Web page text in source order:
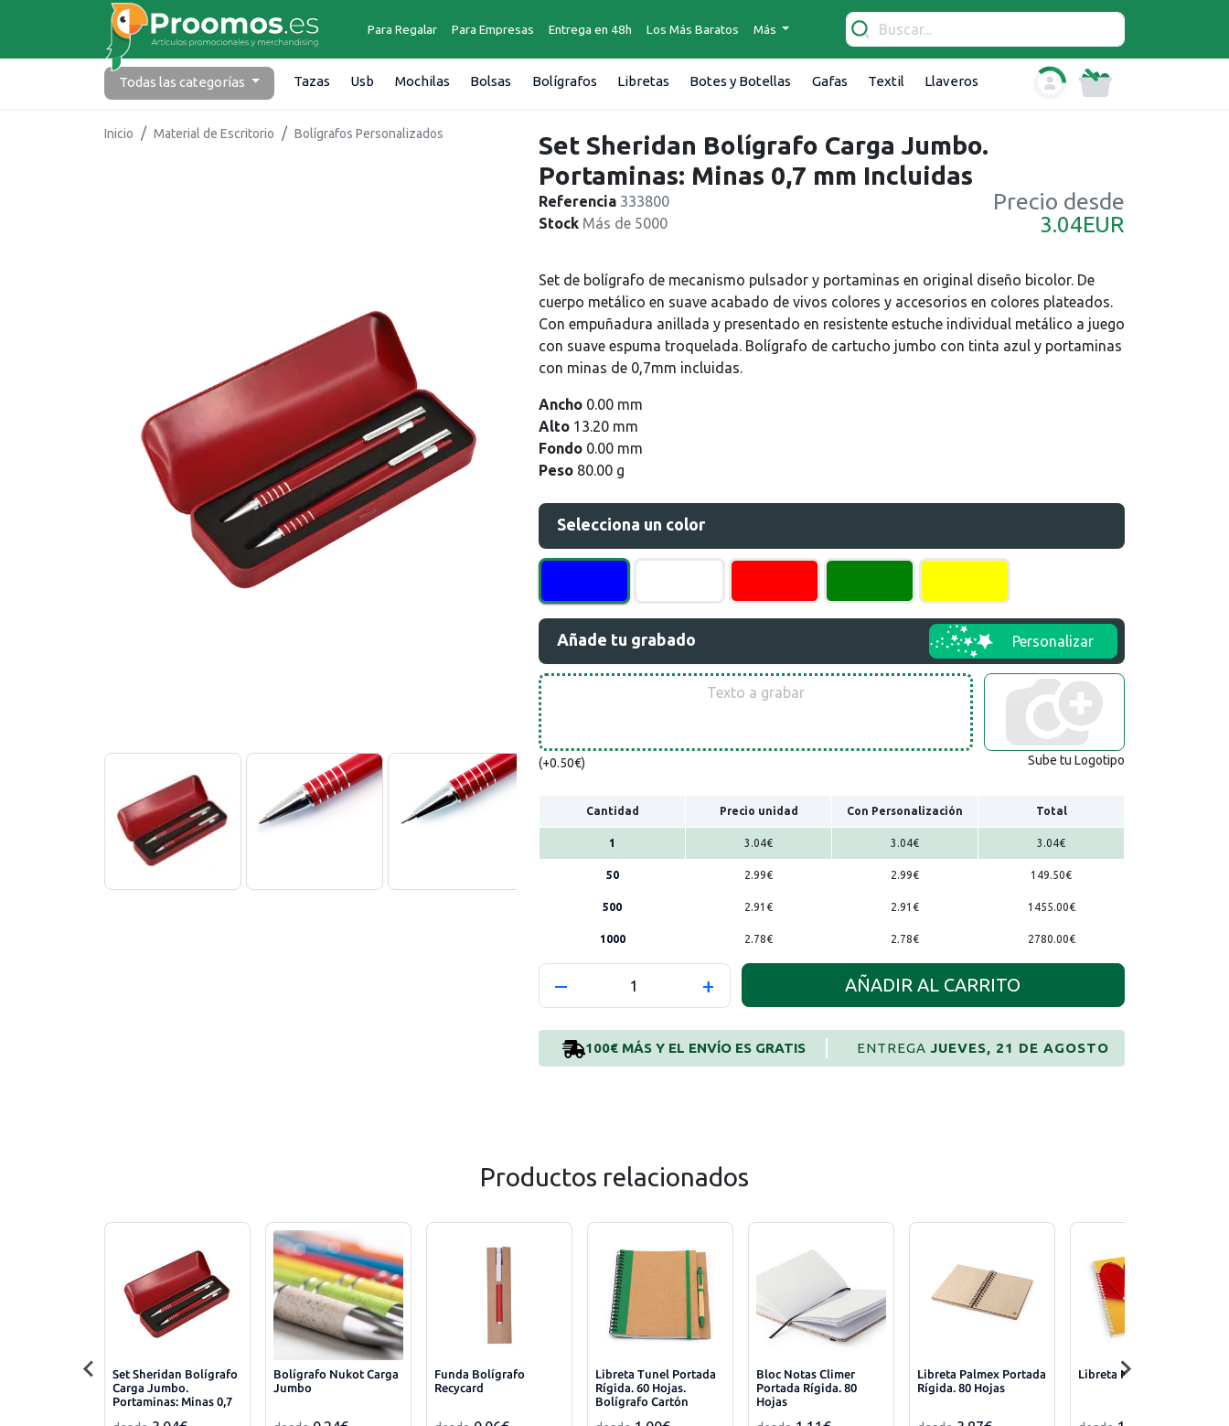
Para Regalar Para Empresas Entrega en 48h Los Más Baratos Más
Todas las categorías Tazas Usb Mochilas Bolsas Bolígrafos Libretas Botes y Botellas Gafas Textil Llaveros
Inicio Material de Escritorio Bolígrafos Personalizados
Set Sheridan Bolígrafo Carga Jumbo.
Portaminas: Minas 0,7 mm Incluidas
Referencia 333800
Stock Más de 5000
Precio desde
3.04EUR
Set de bolígrafo de mecanismo pulsador y portaminas en original diseño bicolor. De
cuerpo metálico en suave acabado de vivos colores y accesorios en colores plateados.
Con empuñadura anillada y presentado en resistente estuche individual metálico a juego
con suave espuma troquelada. Bolígrafo de cartucho jumbo con tinta azul y portaminas
con minas de 0,7mm incluidas.
Ancho 0.00 mm
Alto 13.20 mm
Fondo 0.00 mm
Peso 80.00 g
Selecciona un color
Añade tu grabado Personalizar
(+0.50€) Sube tu Logotipo
Cantidad Precio unidad Con Personalización Total
1 3.04€ 3.04€ 3.04€
50 2.99€ 2.99€ 149.50€
500 2.91 € 2.91 € 1455.00€
1000 2.78€ 2.78€ 2780.00€
– + AÑADIR AL CARRITO
100€ MÁS Y EL ENVÍO ES GRATIS ENTREGA JUEVES, 21 DE AGOSTO
Productos relacionados
Set Sheridan Bolígrafo
Carga Jumbo.
Portaminas: Minas 0,7
Bolígrafo Nukot Carga
Jumbo
Funda Bolígrafo
Recycard
Libreta Tunel Portada
Rígida. 60 Hojas.
Bolígrafo Cartón
Bloc Notas Climer
Portada Rígida. 80
Hojas
Libreta Palmex Portada
Rígida. 80 Hojas
Libreta Navil 50 Hojas